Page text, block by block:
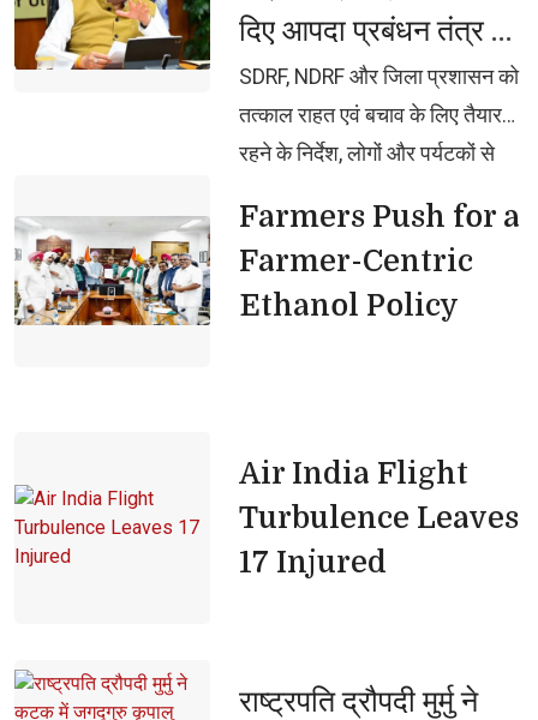
दिए आपदा प्रबंधन तंत्र को
सतर्क रहने के निर्देश
SDRF, NDRF और जिला प्रशासन को
तत्काल राहत एवं बचाव के लिए तैयार
रहने के निर्देश, लोगों और पर्यटकों से
Farmers Push for a
Farmer-Centric
Ethanol Policy
Air India Flight
Turbulence Leaves
17 Injured
राष्ट्रपति द्रौपदी मुर्मु ने